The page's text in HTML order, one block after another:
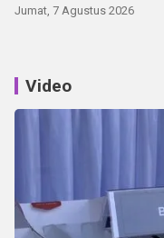
Jumat, 7 Agustus 2026
Video